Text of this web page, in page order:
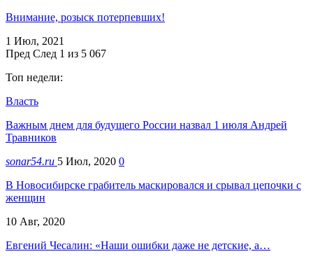
Внимание, розыск потерпевших!
1 Июл, 2021
Пред След 1 из 5 067
Топ недели:
Власть
Важным днем для будущего России назвал 1 июля Андрей
Травников
sonar54.ru 5 Июл, 2020 0
В Новосибирске грабитель маскировался и срывал цепочки с
женщин
10 Авг, 2020
Евгений Чесалин: «Наши ошибки даже не детские, а…